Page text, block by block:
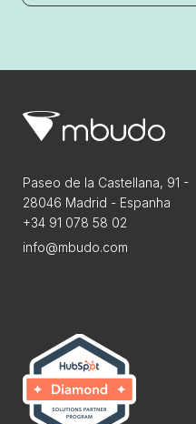
Paseo de la Castellana, 91 -
28046 Madrid - Espanha
+34 91 078 58 02
info@mbudo.com